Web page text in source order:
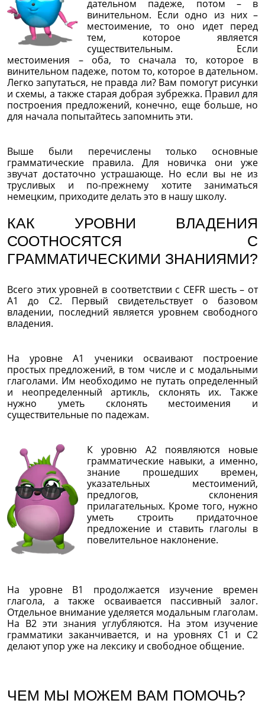
дательном падеже, потом – в
винительном. Если одно из них –
местоимение, то оно идет перед
тем, которое является
существительным. Если
местоимения – оба, то сначала то, которое в
винительном падеже, потом то, которое в дательном.
Легко запутаться, не правда ли? Вам помогут рисунки
и схемы, а также старая добрая зубрежка. Правил для
построения предложений, конечно, еще больше, но
для начала попытайтесь запомнить эти.
Выше были перечислены только основные
грамматические правила. Для новичка они уже
звучат достаточно устрашающе. Но если вы не из
трусливых и по-прежнему хотите заниматься
немецким, приходите делать это в нашу школу.
КАК УРОВНИ ВЛАДЕНИЯ
СООТНОСЯТСЯ С
ГРАММАТИЧЕСКИМИ ЗНАНИЯМИ?
Всего этих уровней в соответствии с CEFR шесть – от
А1 до С2. Первый свидетельствует о базовом
владении, последний является уровнем свободного
владения.
На уровне А1 ученики осваивают построение
простых предложений, в том числе и с модальными
глаголами. Им необходимо не путать определенный
и неопределенный артикль, склонять их. Также
нужно уметь склонять местоимения и
существительные по падежам.
К уровню А2 появляются новые
грамматические навыки, а именно,
знание прошедших времен,
указательных местоимений,
предлогов, склонения
прилагательных. Кроме того, нужно
уметь строить придаточное
предложение и ставить глаголы в
повелительное наклонение.
На уровне В1 продолжается изучение времен
глагола, а также осваивается пассивный залог.
Отдельное внимание уделяется модальным глаголам.
На В2 эти знания углубляются. На этом изучение
грамматики заканчивается, и на уровнях С1 и С2
делают упор уже на лексику и свободное общение.
ЧЕМ МЫ МОЖЕМ ВАМ ПОМОЧЬ?